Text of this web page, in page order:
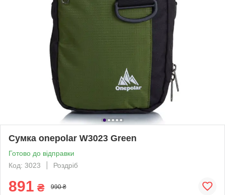
Сумка onepolar W3023 Green
Готово до відправки
Код: 3023
Роздріб
891 ₴ 990 ₴